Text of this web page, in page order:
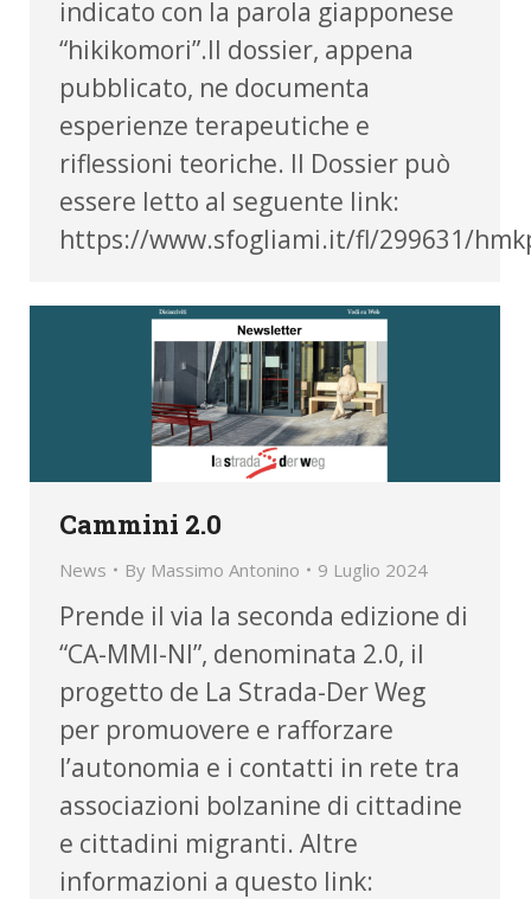
indicato con la parola giapponese
“hikikomori”.Il dossier, appena
pubblicato, ne documenta
esperienze terapeutiche e
riflessioni teoriche. Il Dossier può
essere letto al seguente link:
https://www.sfogliami.it/fl/299631/
Cammini 2.0
News By Massimo Antonino 9 Luglio 2024
Prende il via la seconda edizione di
“CA-MMI-NI”, denominata 2.0, il
progetto de La Strada-Der Weg
per promuovere e rafforzare
l’autonomia e i contatti in rete tra
associazioni bolzanine di cittadine
e cittadini migranti. Altre
informazioni a questo link: